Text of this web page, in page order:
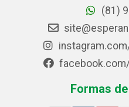
(81)
Formas